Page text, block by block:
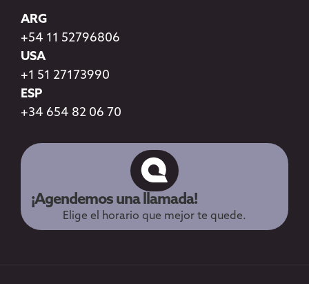
ARG
+54 11 52796806
USA
+1 51 27173990
ESP
+34 654 82 06 70
¡Agendemos una llamada!
Elige el horario que mejor te quede.